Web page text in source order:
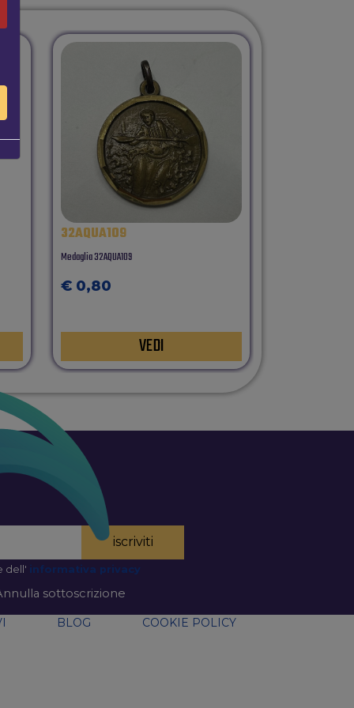
32AQUA109
Medaglia 32AQUA109
€ 0,80
VEDI
iscriviti
dell' informativa privacy
sottoscrizione
BLOG COOKIE POLICY